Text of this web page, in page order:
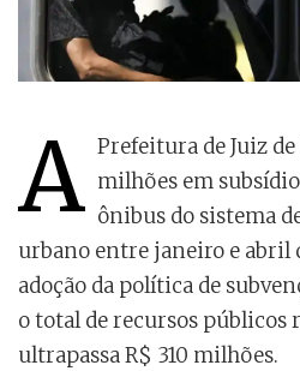
A Prefeitura de Juiz
milhões em
ônibus do sistema
urbano entre janeiro e abril
adoção da política de
o total de recursos públicos
ultrapassa R$ 310 milhões.